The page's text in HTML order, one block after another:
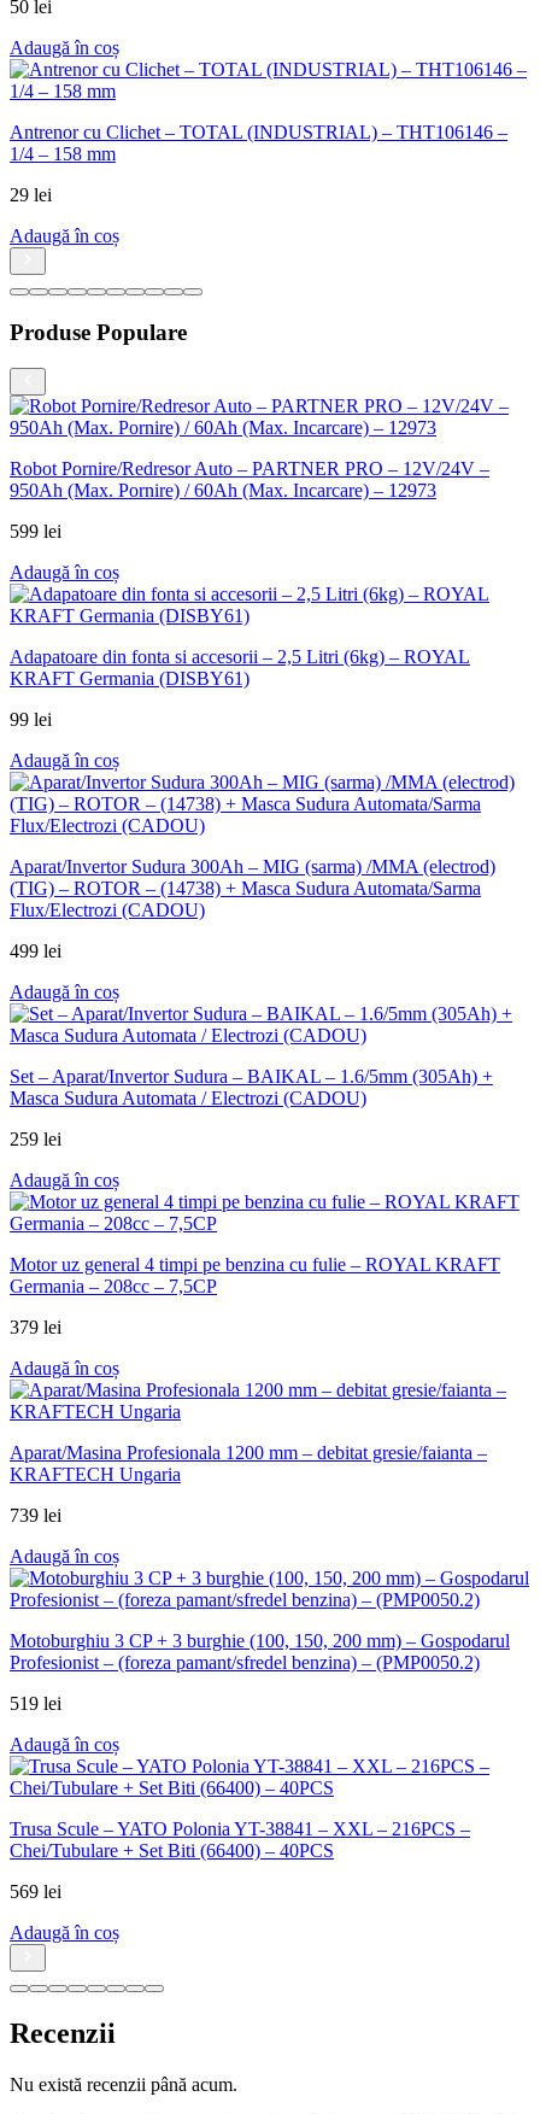
50 lei
Adaugă în coș
Antrenor cu Clichet – TOTAL (INDUSTRIAL) – THT106146 –
1/4 – 158 mm
29 lei
Adaugă în coș
Produse Populare
Robot Pornire/Redresor Auto – PARTNER PRO – 12V/24V –
950Ah (Max. Pornire) / 60Ah (Max. Incarcare) – 12973
599 lei
Adaugă în coș
Adapatoare din fonta si accesorii – 2,5 Litri (6kg) – ROYAL
KRAFT Germania (DISBY61)
99 lei
Adaugă în coș
Aparat/Invertor Sudura 300Ah – MIG (sarma) /MMA (electrod)
(TIG) – ROTOR – (14738) + Masca Sudura Automata/Sarma
Flux/Electrozi (CADOU)
499 lei
Adaugă în coș
Set – Aparat/Invertor Sudura – BAIKAL – 1.6/5mm (305Ah) +
Masca Sudura Automata / Electrozi (CADOU)
259 lei
Adaugă în coș
Motor uz general 4 timpi pe benzina cu fulie – ROYAL KRAFT
Germania – 208cc – 7,5CP
379 lei
Adaugă în coș
Aparat/Masina Profesionala 1200 mm – debitat gresie/faianta –
KRAFTECH Ungaria
739 lei
Adaugă în coș
Motoburghiu 3 CP + 3 burghie (100, 150, 200 mm) – Gospodarul
Profesionist – (foreza pamant/sfredel benzina) – (PMP0050.2)
519 lei
Adaugă în coș
Trusa Scule – YATO Polonia YT-38841 – XXL – 216PCS –
Chei/Tubulare + Set Biti (66400) – 40PCS
569 lei
Adaugă în coș
Recenzii
Nu există recenzii până acum.